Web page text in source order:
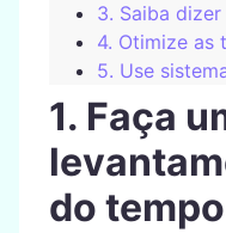
3. Saiba dizer
4. Otimize as
5. Use
1. Faça
do tempo